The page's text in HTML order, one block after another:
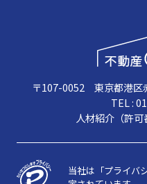
〒107-0052 東京都港区
TEL :
人材紹介（許
当社は「プライバ